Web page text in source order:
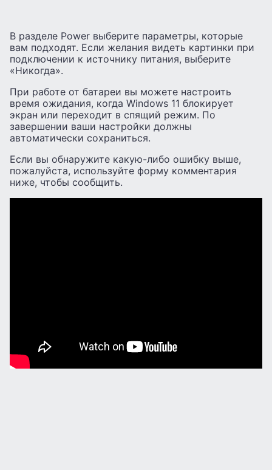
В разделе Power выберите параметры, которые
вам подходят. Если желания видеть картинки при
подключении к источнику питания, выберите
«Никогда».
При работе от батареи вы можете настроить
время ожидания, когда Windows 11 блокирует
экран или переходит в спящий режим. По
завершении ваши настройки должны
автоматически сохраниться.
Если вы обнаружите какую-либо ошибку выше,
пожалуйста, используйте форму комментария
ниже, чтобы сообщить.